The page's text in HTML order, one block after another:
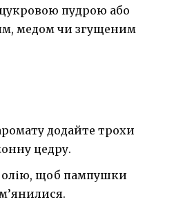
пудрою або
медом чи згущеним
додайте трохи
цедру.
олію, щоб пампушки